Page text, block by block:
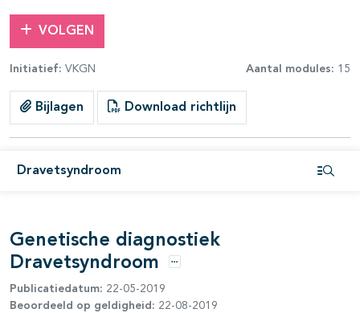
VOLGEN
Initiatief: VKGN Aantal modules: 15
Bijlagen Download richtlijn
Dravetsyndroom
Genetische diagnostiek
Dravetsyndroom
Opties
Publicatiedatum: 22-05-2019
Beoordeeld op geldigheid: 22-08-2019